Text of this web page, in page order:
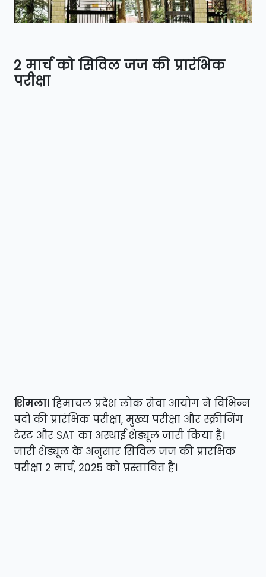
2 मार्च को सिविल जज की प्रारंभिक
परीक्षा
शिमला। हिमाचल प्रदेश लोक सेवा आयोग ने विभिन्न
पदों की प्रारंभिक परीक्षा, मुख्य परीक्षा और स्क्रीनिंग
टेस्ट और SAT का अस्थाई शेड्यूल जारी किया है।
जारी शेड्यूल के अनुसार सिविल जज की प्रारंभिक
परीक्षा 2 मार्च, 2025 को प्रस्तावित है।